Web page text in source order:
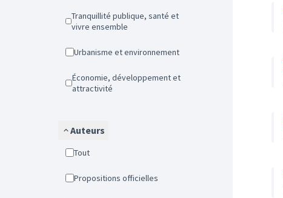
Tranquillité publique, santé et
vivre ensemble
Urbanisme et environnement
Économie, développement et
attractivité
Auteurs
Tout
Propositions officielles